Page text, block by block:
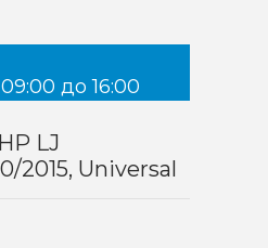
до 16:00
LJ
2015, Universal